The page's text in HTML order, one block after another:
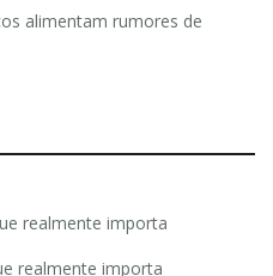
alimentam rumores de
realmente importa
realmente importa